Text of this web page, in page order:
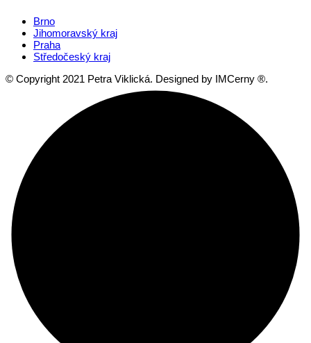
Brno
Jihomoravský kraj
Praha
Středočeský kraj
© Copyright 2021 Petra Viklická. Designed by IMCerny ®.